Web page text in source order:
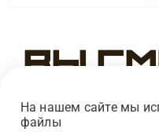
Вы
На нашем сайте мы
файлы